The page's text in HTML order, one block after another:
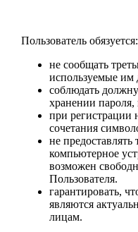
Пользователь обязуется:
не сообщать
используемые им
соблюдать
хранении пароля,
при регистрации
сочетания
не
компьютерное
возможен
Пользователя.
гарантировать,
являются
лицам.